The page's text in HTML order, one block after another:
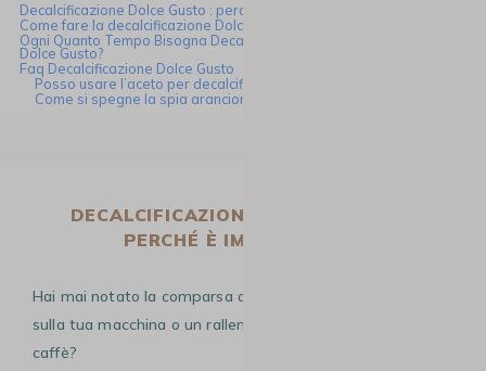
Decalcificazione Dolce Gusto : perché è importante?
Come fare la decalcificazione Dolce Gusto in 13 tappe ?
Ogni Quanto Tempo Bisogna Decalcificare La Macchina Da Caffè
Dolce Gusto?
Faq Decalcificazione Dolce Gusto
Posso usare l’aceto per decalcificare?
Come si spegne la spia arancione di decalcificazione?
DECALCIFICAZIONE DOLCE GUSTO :
PERCHÉ È IMPORTANTE?
Hai mai notato la comparsa di piccole macchie bianche
sulla tua macchina o un rallentamento del flusso del
caffè?